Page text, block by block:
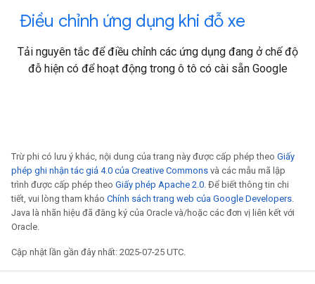
Điều chỉnh ứng dụng khi đỗ xe
Tải nguyên tắc để điều chỉnh các ứng dụng đang ở chế độ
đỗ hiện có để hoạt động trong ô tô có cài sẵn Google
Trừ phi có lưu ý khác, nội dung của trang này được cấp phép theo Giấy
phép ghi nhận tác giả 4.0 của Creative Commons và các mẫu mã lập
trình được cấp phép theo Giấy phép Apache 2.0. Để biết thông tin chi
tiết, vui lòng tham khảo Chính sách trang web của Google Developers.
Java là nhãn hiệu đã đăng ký của Oracle và/hoặc các đơn vị liên kết với
Oracle.
Cập nhật lần gần đây nhất: 2025-07-25 UTC.